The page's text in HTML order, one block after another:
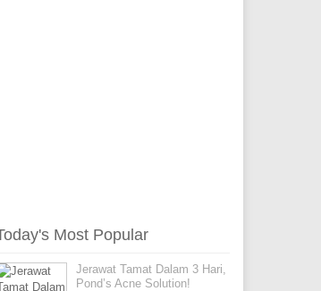
Most Popular
Jerawat Tamat Dalam 3 Hari,
Pond’s Acne Solution!